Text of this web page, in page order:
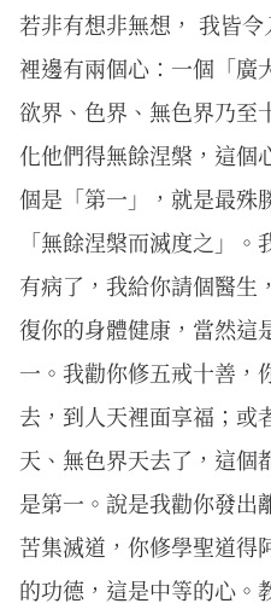
若非有想非無想， 我皆
裡邊有兩個心：一個「
欲界、色界、無色界乃至
化他們得無餘涅槃，這個
個是「第一」，就是最殊
「無餘涅槃而滅度之」
有病了，我給你請個醫生
復你的身體健康，當然這
一。我勸你修五戒十善，
去，到人天裡面享福；或
天、無色界天去了，這個
是第一。說是我勸你發出
苦集滅道，你修學聖道得
的功德，這是中等的心。